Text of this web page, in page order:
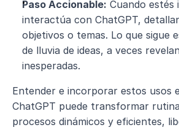
Paso Accionable: Cuando estés
interactúa con ChatGPT,
objetivos o temas. Lo que sigue
de lluvia de ideas, a veces
inesperadas.
Entender e incorporar estos usos
ChatGPT puede transformar
procesos dinámicos y eficientes,